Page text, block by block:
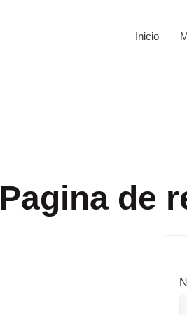
Inicio
Pagina de